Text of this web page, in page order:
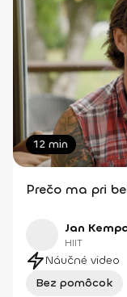
12 min
Prečo ma pri
Jan
HIIT
Náučné video
Bez pomôcok